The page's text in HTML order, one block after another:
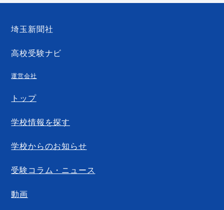
埼玉新聞社
高校受験ナビ
運営会社
トップ
学校情報を探す
学校からのお知らせ
受験コラム・ニュース
動画